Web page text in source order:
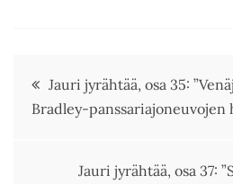
Artikkelien
selaus
Jauri jyrähtää, osa 35:
Bradley-panssariajoneuvojen
Jauri jyrähtää, osa 37: